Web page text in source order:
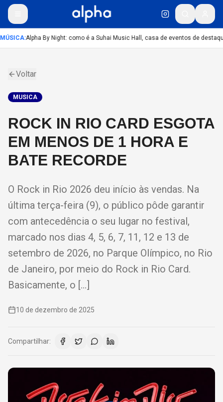
:Alpha By Night: como é a Suhai Music Hall, casa de eventos de
Voltar
MUSICA
ROCK IN RIO CARD ESGOTA
EM MENOS DE 1 HORA E
BATE RECORDE
O Rock in Rio 2026 deu início às vendas. Na
última terça-feira (9), o público pôde garantir
com antecedência o seu lugar no festival,
marcado nos dias 4, 5, 6, 7, 11, 12 e 13 de
setembro de 2026, no Parque Olímpico, no Rio
de Janeiro, por meio do Rock in Rio Card.
Basicamente, o […]
10 de dezembro de 2025
Compartilhar: